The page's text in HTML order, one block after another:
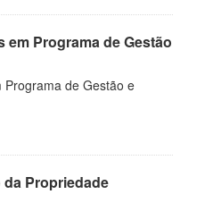
em Programa de Gestão
Programa de Gestão e
da Propriedade